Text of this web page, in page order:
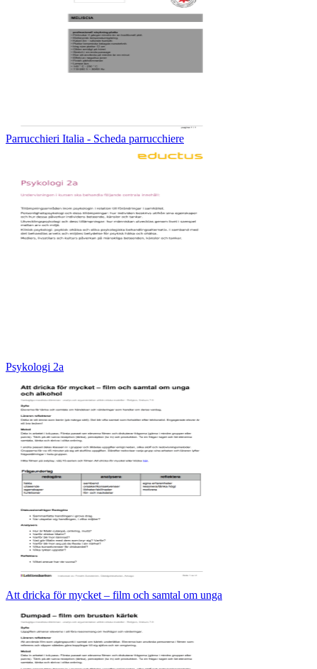
Parrucchieri Italia - Scheda parrucchiere
Psykologi 2a
Att dricka för mycket – film och samtal om unga